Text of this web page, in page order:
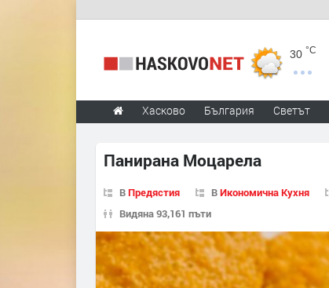
30 °C
Хасково България Светът
Панирана Моцарела
ВПредястия ВИкономична Кухня
Видяна 93,161 пъти